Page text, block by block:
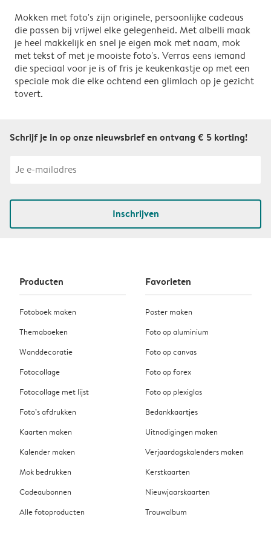
Mokken met foto's zijn originele, persoonlijke cadeaus
die passen bij vrijwel elke gelegenheid. Met albelli maak
je heel makkelijk en snel je eigen mok met naam, mok
met tekst of met je mooiste foto's. Verras eens iemand
die speciaal voor je is of fris je keukenkastje op met een
speciale mok die elke ochtend een glimlach op je gezicht
tovert.
Schrijf je in op onze nieuwsbrief en ontvang € 5 korting!
Inschrijven
Producten
Fotoboek maken
Themaboeken
Wanddecoratie
Fotocollage
Fotocollage met lijst
Foto’s afdrukken
Kaarten maken
Kalender maken
Mok bedrukken
Cadeaubonnen
Alle fotoproducten
Favorieten
Poster maken
Foto op aluminium
Foto op canvas
Foto op forex
Foto op plexiglas
Bedankkaartjes
Uitnodigingen maken
Verjaardagskalenders maken
Kerstkaarten
Nieuwjaarskaarten
Trouwalbum